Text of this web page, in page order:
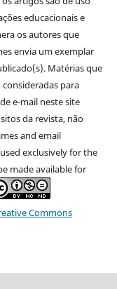
educacionais e
os autores que
envia um exemplar
Matérias que
para
e-mail neste site
da revista, não
and email
exclusively for the
made available for
Commons